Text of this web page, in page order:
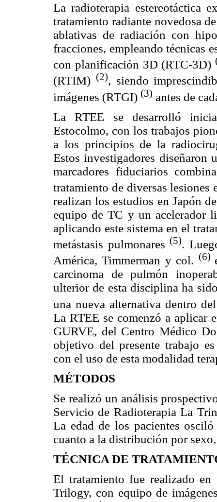
La radioterapia estereotáctica
tratamiento radiante novedosa
ablativas de radiación con
fracciones, empleando técnicas
con planificación 3D (RTC-3D)
(RTIM) (2), siendo
imágenes (RTGI) (3) antes de
La RTEE se desarrolló
Estocolmo, con los trabajos
a los principios de la
Estos investigadores
marcadores fiduciarios
tratamiento de diversas
realizan los estudios en Japón
equipo de TC y un
aplicando este sistema en el
metástasis pulmonares (5).
América, Timmerman y col. (6)
carcinoma de pulmón
ulterior de esta disciplina ha
una nueva alternativa dentro
La RTEE se comenzó a aplicar
GURVE, del Centro Médico
objetivo del presente trabajo
con el uso de esta modalidad
MÉTODOS
Se realizó un análisis
Servicio de Radioterapia La
La edad de los pacientes
cuanto a la distribución por
TÉCNICA DE
El tratamiento fue realizado
Trilogy, con equipo de